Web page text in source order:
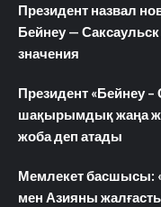
Президент назвал
Бейнеу —
значения
Президент «Бейнеу
шақырымдық жаңа
жоба деп атады
Мемлекет басшысы:
мен Азияны